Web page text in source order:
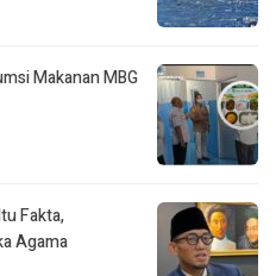
Makanan MBG
Fakta,
Agama